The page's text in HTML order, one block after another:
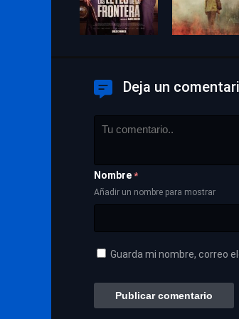
Deja un
Nombre *
Añadir un nombre para mostrar
Guarda mi nombre, correo